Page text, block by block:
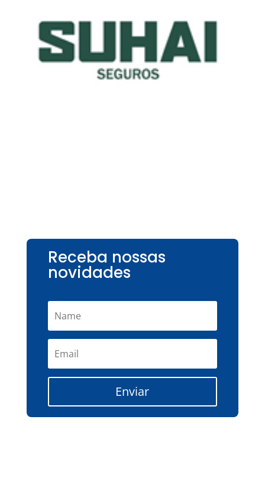
Receba nossas
novidades
Enviar